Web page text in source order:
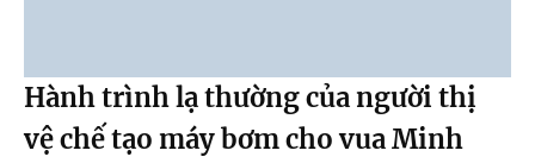
Hành trình lạ thường của người thị
vệ chế tạo máy bơm cho vua Minh